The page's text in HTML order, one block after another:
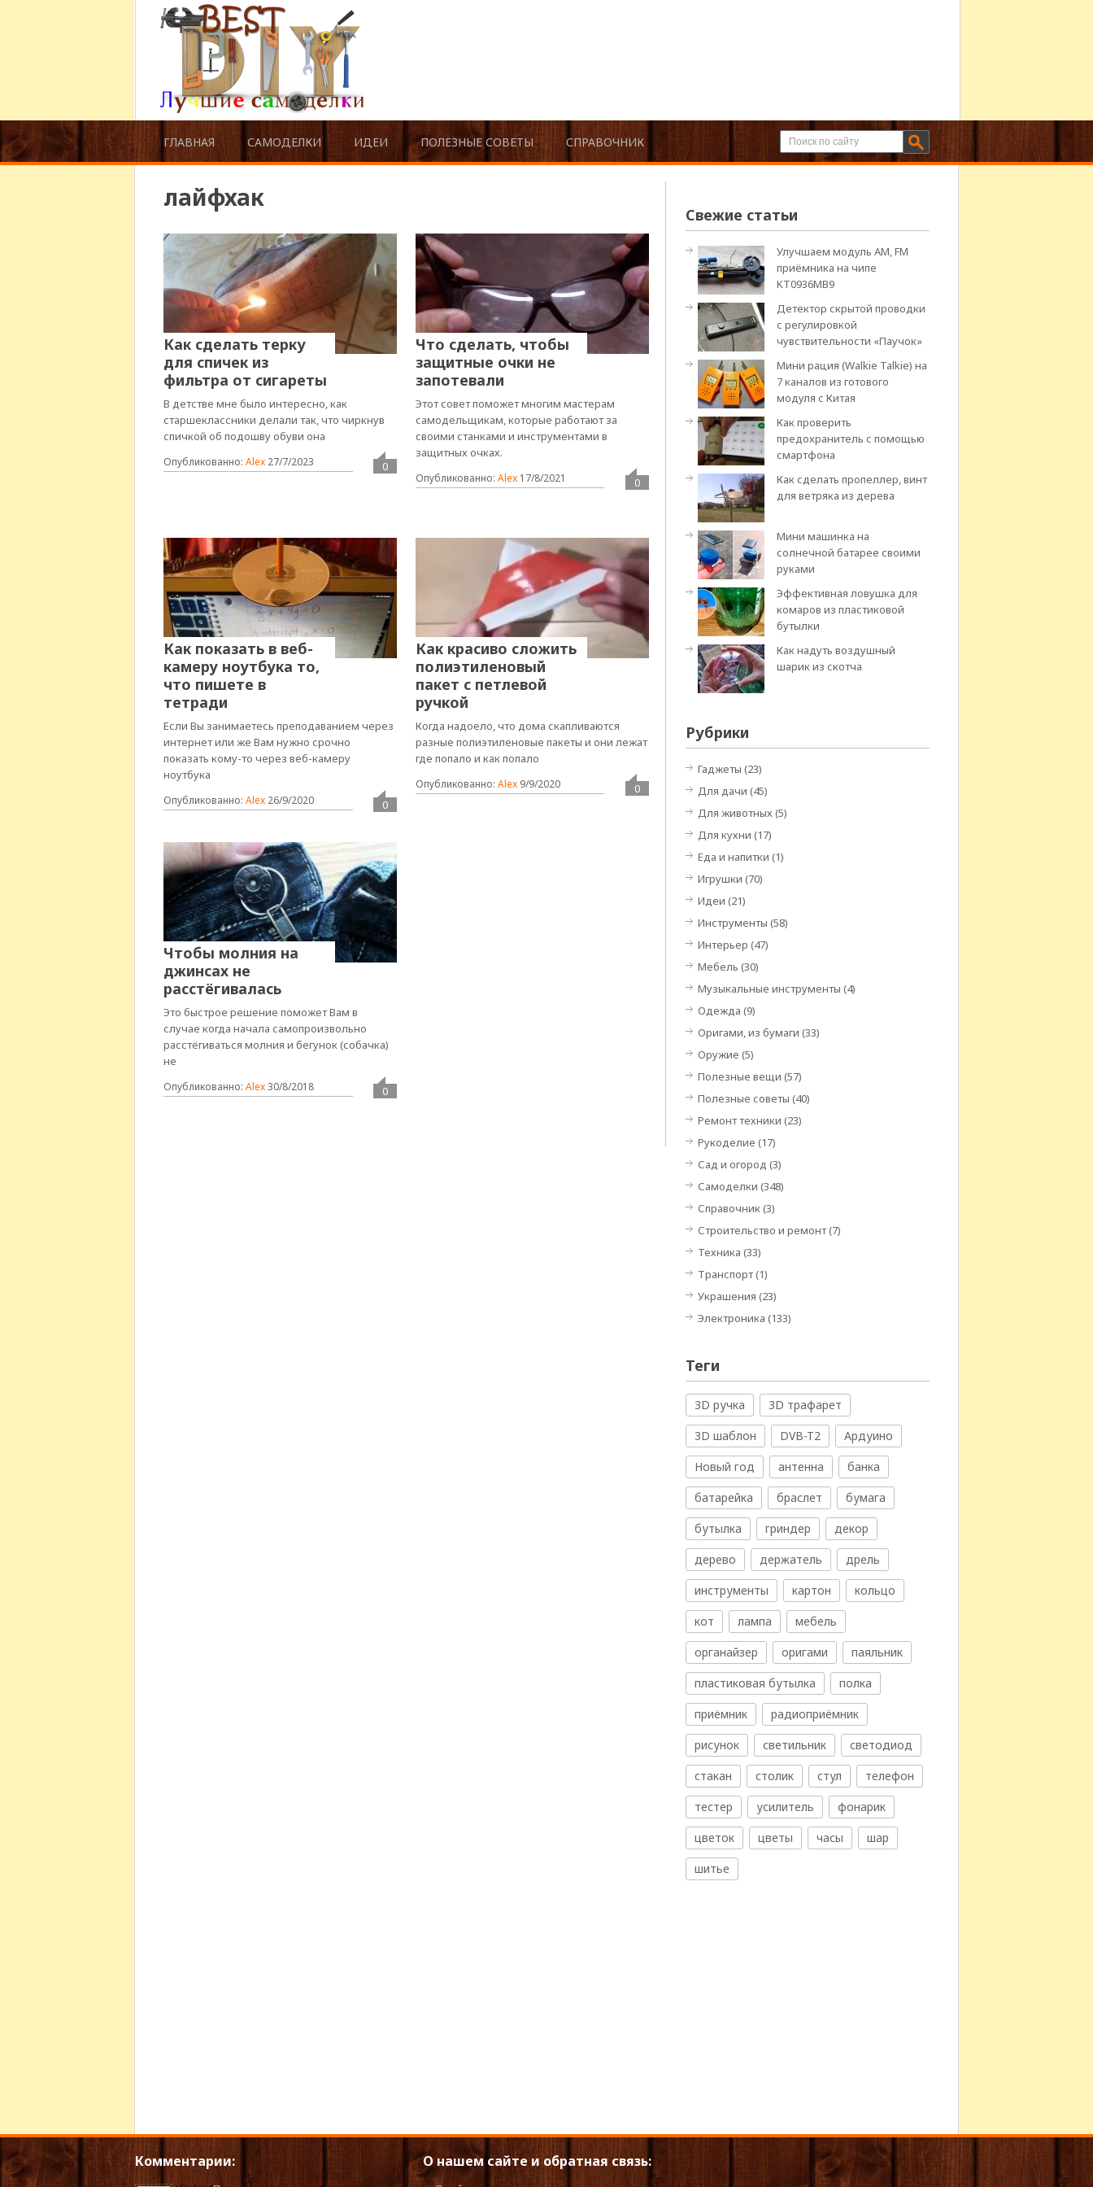
ГЛАВНАЯ САМОДЕЛКИ ИДЕИ ПОЛЕЗНЫЕ СОВЕТЫ СПРАВОЧНИК
лайфхак
Как сделать терку
для спичек из
фильтра от сигареты
В детстве мне было интересно, как
старшеклассники делали так, что чиркнув
спичкой об подошву обуви она
Опубликованно:Alex 27/7/2023 0
Что сделать, чтобы
защитные очки не
запотевали
Этот совет поможет многим мастерам
самодельщикам, которые работают за
своими станками и инструментами в
защитных очках.
Опубликованно: Alex 17/8/2021 0
Как показать в веб-
камеру ноутбука то,
что пишете в
тетради
Если Вы занимаетесь преподаванием через
интернет или же Вам нужно срочно
показать кому-то через веб-камеру
ноутбука
Опубликованно:Alex 26/9/2020 0
Как красиво сложить
полиэтиленовый
пакет с петлевой
ручкой
Когда надоело, что дома скапливаются
разные полиэтиленовые пакеты и они лежат
где попало и как попало
Опубликованно: Alex 9/9/2020 0
Чтобы молния на
джинсах не
расстёгивалась
Это быстрое решение поможет Вам в
случае когда начала самопроизвольно
расстёгиваться молния и бегунок (собачка)
не
Опубликованно:Alex 30/8/2018 0
Свежие статьи
Улучшаем модуль АМ, FM
приёмника на чипе
KT0936MB9
Детектор скрытой проводки
с регулировкой
чувствительности «Паучок»
Мини рация (Walkie Talkie) на
7 каналов из готового
модуля с Китая
Как проверить
предохранитель с помощью
смартфона
Как сделать пропеллер, винт
для ветряка из дерева
Мини машинка на
солнечной батарее своими
руками
Эффективная ловушка для
комаров из пластиковой
бутылки
Как надуть воздушный
шарик из скотча
Рубрики
Гаджеты (23)
Для дачи (45)
Для животных(5)
Для кухни (17)
Еда и напитки (1)
Игрушки (70)
Идеи (21)
Инструменты (58)
Интерьер (47)
Мебель (30)
Музыкальные инструменты (4)
Одежда (9)
Оригами, из бумаги (33)
Оружие (5)
Полезные вещи (57)
Полезные советы (40)
Ремонт техники (23)
Рукоделие (17)
Сад и огород (3)
Самоделки (348)
Справочник(3)
Строительство и ремонт(7)
Техника (33)
Транспорт(1)
Украшения (23)
Электроника (133)
Теги
3D ручка
3D трафарет
3D шаблон
DVB-T2
Ардуино
Новый год
антенна
банка
батарейка
браслет
бумага
бутылка
гриндер
декор
дерево
держатель
дрель
инструменты
картон
кольцо
кот
лампа
мебель
органайзер
оригами
паяльник
пластиковая бутылка
полка
приёмник
радиоприёмник
рисунок
светильник
светодиод
стакан
столик стул
телефон
тестер
усилитель
фонарик
цветок
цветы часы
шар
шитье
Комментарии: О нашем сайте и обратная связь: